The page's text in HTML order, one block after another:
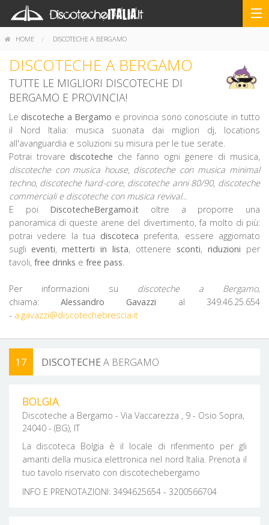
HOME DISCOTECHE A BERGAMO
DISCOTECHE A BERGAMO
TUTTE LE MIGLIORI DISCOTECHE DI
BERGAMO E PROVINCIA!
Le discoteche a Bergamo e provincia sono conosciute in tutto
il Nord Italia: musica suonata dai migliori dj, locations
all'avanguardia e soluzioni su misura per le tue serate.
Potrai trovare discoteche che fanno ogni genere di musica,
discoteche con musica house, discoteche con musica minimal
techno, discoteche hard-core, discoteche anni 80/90, discoteche
commerciali e discoteche con musica revival...
E poi DiscotecheBergamo.it oltre a proporre una
panoramica di queste arene del divertimento, fa molto di più:
potrai vedere la tua discoteca preferita, essere aggiornato
sugli eventi, metterti in lista, ottenere sconti, riduzioni per
tavoli, free drinks e free pass.
Per informazioni su discoteche a Bergamo,
chiama: Alessandro Gavazzi al 349.46.25.654
- a.gavazzi@discotechebrescia.it
17 DISCOTECHE A BERGAMO
BOLGIA
Discoteche a Bergamo - Via Vaccarezza , 9 - Osio Sopra,
24040 - (BG), IT
La discoteca Bolgia è il locale di riferimento per gli
amanti della musica elettronica nel nord Italia. Prenota il
tuo tavolo riservato con discotechebergamo
INFO E PRENOTAZIONI: 3494625654 - 3200566704